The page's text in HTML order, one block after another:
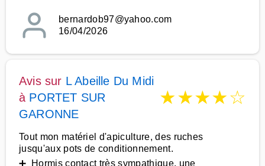
bernardob97@yahoo.com
16/04/2026
Avis sur L Abeille Du Midi
à PORTET SUR
GARONNE
★★★★☆
Tout mon matériel d'apiculture, des ruches
jusqu'aux pots de conditionnement.
➕ Hormis contact très sympathique, une